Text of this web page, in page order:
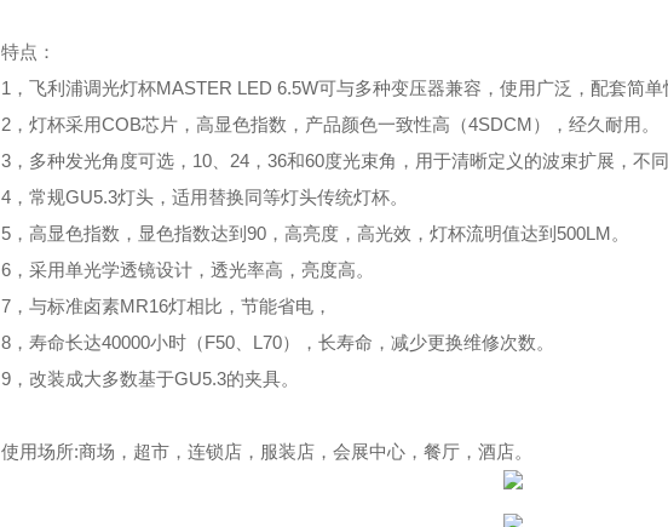
特点：
1，飞利浦调光灯杯MASTER LED 6.5W可与多种变压器兼容，使用广泛，配套简单
2，灯杯采用COB芯片，高显色指数，产品颜色一致性高（4SDCM），经久耐用。
3，多种发光角度可选，10、24，36和60度光束角，用于清晰定义的波束扩展，不
4，常规GU5.3灯头，适用替换同等灯头传统灯杯。
5，高显色指数，显色指数达到90，高亮度，高光效，灯杯流明值达到500LM。
6，采用单光学透镜设计，透光率高，亮度高。
7，与标准卤素MR16灯相比，节能省电，
8，寿命长达40000小时（F50、L70），长寿命，减少更换维修次数。
9，改装成大多数基于GU5.3的夹具。
使用场所:商场，超市，连锁店，服装店，会展中心，餐厅，酒店。